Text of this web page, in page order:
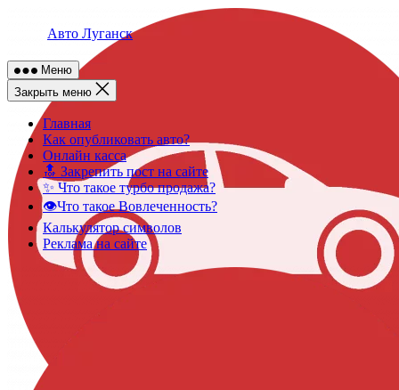
Авто Луганск
Меню
Закрыть меню
Главная
Как опубликовать авто?
Онлайн касса
🔝 Закрепить пост на сайте
✨ Что такое турбо продажа?
👁️Что такое Вовлеченность?
Калькулятор символов
Реклама на сайте